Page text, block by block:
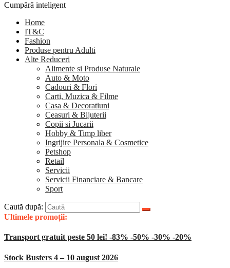
Cumpără inteligent
Home
IT&C
Fashion
Produse pentru Adulti
Alte Reduceri
Alimente si Produse Naturale
Auto & Moto
Cadouri & Flori
Carti, Muzica & Filme
Casa & Decoratiuni
Ceasuri & Bijuterii
Copii si Jucarii
Hobby & Timp liber
Ingrijire Personala & Cosmetice
Petshop
Retail
Servicii
Servicii Financiare & Bancare
Sport
Caută după:
Ultimele promoții:
Transport gratuit peste 50 lei! -83% -50% -30% -20%
Stock Busters 4 – 10 august 2026